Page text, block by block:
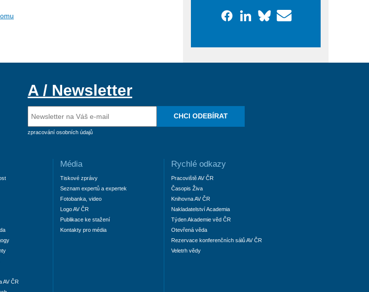
A / Newsletter
zpracování osobních údajů
CHCI ODEBÍRAT
AV ČR
Média
Tiskové zprávy
Seznam expertů a expertek
Fotobanka, video
Logo AV ČR
Publikace ke stažení
Kontakty pro média
Rychlé odkazy
Pracoviště AV ČR
Časopis Živa
Knihovna AV ČR
Nakladatelství Academia
Týden Akademie věd ČR
Otevřená věda
Rezervace konferenčních sálů AV ČR
Veletrh vědy